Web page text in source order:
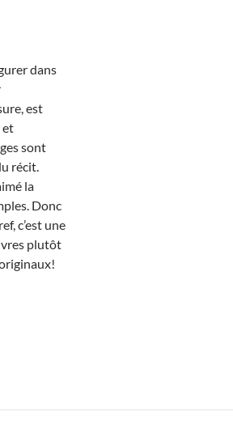
dans
est
et
sont
récit.
la
Donc
c’est une
plutôt